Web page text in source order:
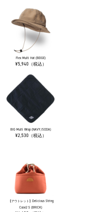
Flex Multi Hat (BEIGE)
¥5,940（税込）
BIG Multi Wrap (NAVY/SODA)
¥2,530（税込）
【アウトレット】Delicious String
Case2 S (BRICK)